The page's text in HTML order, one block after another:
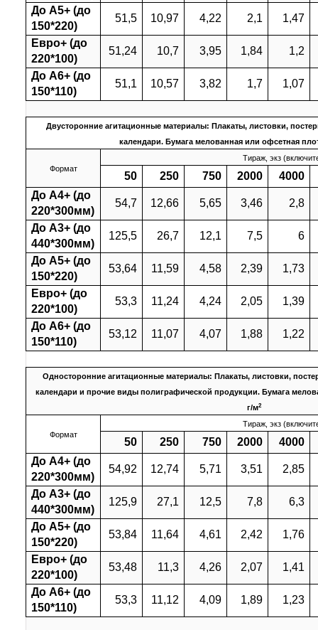
До А5+ (до
150*220)
51,5 10,97 4,22 2,1 1,47
Евро+ (до
220*100)
51,24 10,7 3,95 1,84 1,2
До А6+ (до
150*110)
51,1 10,57 3,82 1,7 1,07
Двусторонние агитационные материалы: Плакаты, листовки,
календари. Бумага мелованная или офсетная
Формат
Тираж, экз
50 250 750 2000
4000
До А4+ (до
220*300мм)
54,7 12,66 5,65 3,46 2,8
До А3+ (до
440*300мм)
125,5 26,7 12,1 7,5 6
До А5+ (до
150*220)
53,64 11,59 4,58 2,39 1,73
Евро+ (до
220*100)
53,3 11,24 4,24 2,05 1,39
До А6+ (до
150*110)
53,12 11,07 4,07 1,88 1,22
Односторонние агитационные материалы: Плакаты, листовки,
календари и прочие виды полиграфической продукции. Бумага
г/м2
Формат
Тираж, экз
50 250 750 2000
4000
До А4+ (до
220*300мм)
54,92 12,74 5,71 3,51 2,85
До А3+ (до
440*300мм)
125,9 27,1 12,5 7,8 6,3
До А5+ (до
150*220)
53,84 11,64 4,61 2,42 1,76
Евро+ (до
220*100)
53,48 11,3 4,26 2,07 1,41
До А6+ (до
150*110)
53,3 11,12 4,09 1,89 1,23